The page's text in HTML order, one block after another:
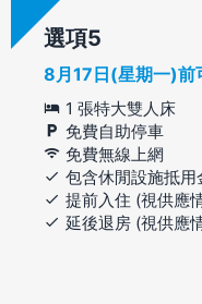
選項
8月17日(星期一)前
1 張特大雙人床
免費自助停車
免費無線上網
包含休閒設施抵用
提前入住 (視供應
延後退房 (視供應